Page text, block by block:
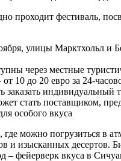
проходит фестиваль,
улицы Марктхольл и
через местные
10 до 20 евро за
заказать
стать поставщиком,
особого вкуса
можно погрузиться в
и изысканных десертов.
– фейерверк вкуса в